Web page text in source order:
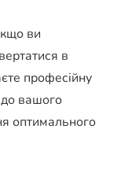
ви
в
професійну
до вашого
оптимального